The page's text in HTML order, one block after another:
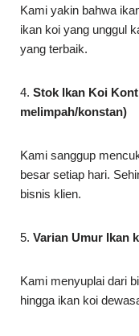
Kami yakin bahwa
ikan koi yang unggul
yang terbaik.
4. Stok Ikan Koi
melimpah/konstan)
Kami sanggup
besar setiap hari.
bisnis klien.
5. Varian Umur Ikan
Kami menyuplai dari
hingga ikan koi